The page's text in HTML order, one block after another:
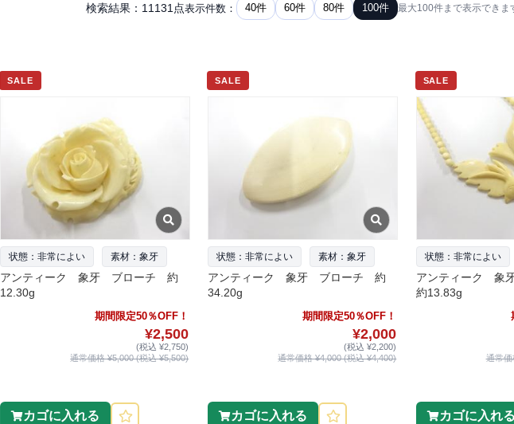
検索結果：11131点表示件数： 40件 60件 80件 100件 最大100件まで表示できま
SALE
状態：非常によい 素材：象牙
アンティーク 象牙 ブローチ 約
12.30g
期間限定50％OFF！
¥2,500
(税込 ¥2,750)
通常価格 ¥5,000 (税込 ¥5,500)
カゴに入れる
SALE
状態：非常によい 素材：象牙
アンティーク 象牙 ブローチ 約
34.20g
期間限定50％OFF！
¥2,000
(税込 ¥2,200)
通常価格 ¥4,000 (税込 ¥4,400)
カゴに入れる
SALE
状態：非常によい
アンティーク 象
約13.83g
通常価
カゴに入れる